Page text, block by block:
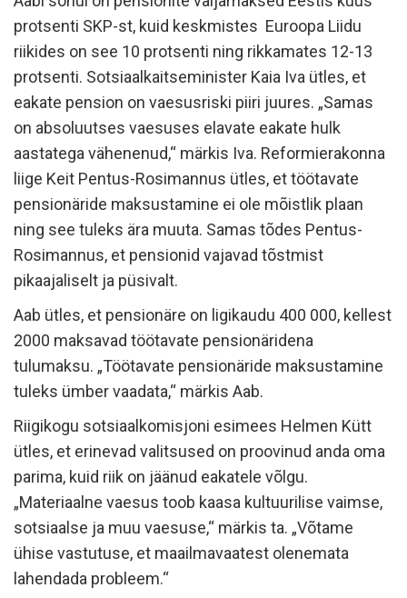
protsenti SKP-st, kuid keskmistes Euroopa Liidu
riikides on see 10 protsenti ning rikkamates 12-13
protsenti. Sotsiaalkaitseminister Kaia Iva ütles, et
eakate pension on vaesusriski piiri juures. „Samas
on absoluutses vaesuses elavate eakate hulk
aastatega vähenenud,“ märkis Iva. Reformierakonna
liige Keit Pentus-Rosimannus ütles, et töötavate
pensionäride maksustamine ei ole mõistlik plaan
ning see tuleks ära muuta. Samas tõdes Pentus-
Rosimannus, et pensionid vajavad tõstmist
pikaajaliselt ja püsivalt.
Aab ütles, et pensionäre on ligikaudu 400 000, kellest
2000 maksavad töötavate pensionäridena
tulumaksu. „Töötavate pensionäride maksustamine
tuleks ümber vaadata,“ märkis Aab.
Riigikogu sotsiaalkomisjoni esimees Helmen Kütt
ütles, et erinevad valitsused on proovinud anda oma
parima, kuid riik on jäänud eakatele võlgu.
„Materiaalne vaesus toob kaasa kultuurilise vaimse,
sotsiaalse ja muu vaesuse,“ märkis ta. „Võtame
ühise vastutuse, et maailmavaatest olenemata
lahendada probleem.“